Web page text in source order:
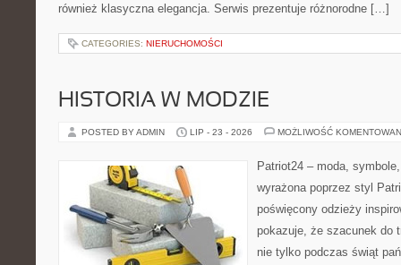
również klasyczna elegancja. Serwis prezentuje różnorodne […]
CATEGORIES: NIERUCHOMOŚCI
HISTORIA W MODZIE
POSTED BY ADMIN LIP - 23 - 2026 MOŻLIWOŚĆ
Patriot24 – moda,
wyrażona poprzez styl
poświęcony odzieży
pokazuje, że szacunek do
nie tylko podczas świąt